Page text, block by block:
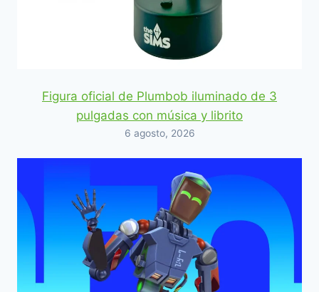
Figura oficial de Plumbob iluminado de 3
pulgadas con música y librito
6 agosto, 2026